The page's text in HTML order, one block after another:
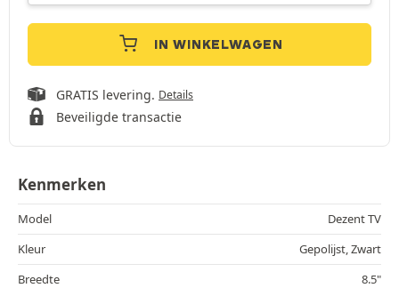
IN WINKELWAGEN
GRATIS levering. Details
Beveiligde transactie
Kenmerken
Model
Dezent TV
Kleur
Gepolijst, Zwart
Breedte
8.5"